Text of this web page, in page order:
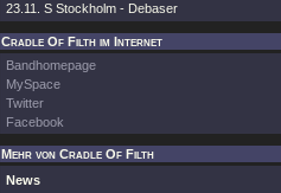
23.11. S Stockholm - Debaser
Cradle Of Filth im Internet
Bandhomepage
MySpace
Twitter
Facebook
Mehr von Cradle Of Filth
News